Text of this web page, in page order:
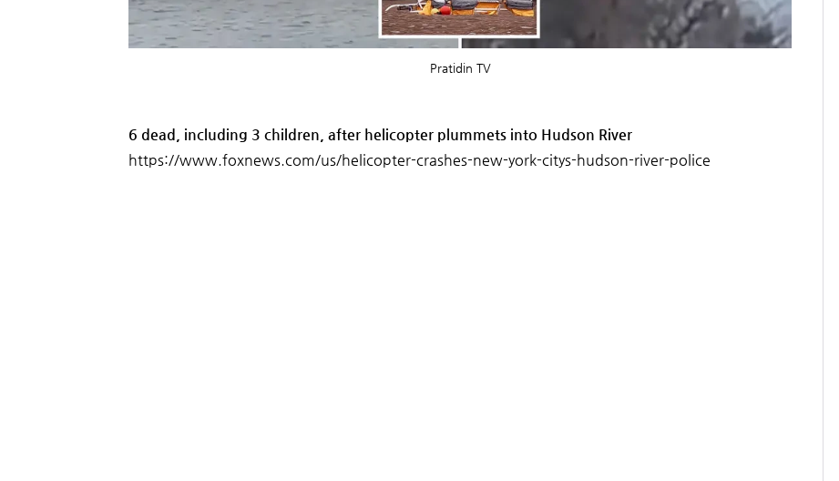
Pratidin TV
6 dead, including 3 children, after helicopter plummets into Hudson River
https://www.foxnews.com/us/helicopter-crashes-new-york-citys-hudson-river-police